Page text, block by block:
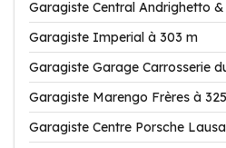
Garagiste Central Andrighetto
Garagiste Imperial à 303 m
Garagiste Garage Carrosserie
Garagiste Marengo Frères à
Garagiste Centre Porsche